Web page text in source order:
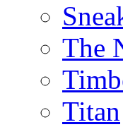
The
Titan